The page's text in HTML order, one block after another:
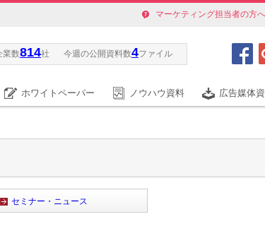
マーケティング担当者の方へ
業数814社 今週の公開資料数4ファイル
ホワイトペーパー ノウハウ資料 広告媒体
セミナー・ニュース